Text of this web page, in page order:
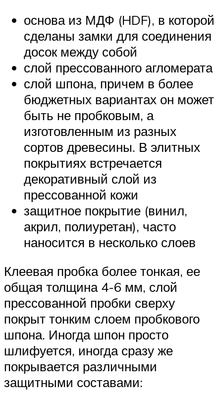
основа из МДФ (HDF), в которой
сделаны замки для соединения
досок между собой
слой прессованного агломерата
слой шпона, причем в более
бюджетных вариантах он может
быть не пробковым, а
изготовленным из разных
сортов древесины. В элитных
покрытиях встречается
декоративный слой из
прессованной кожи
защитное покрытие (винил,
акрил, полиуретан), часто
наносится в несколько слоев
Клеевая пробка более тонкая, ее
общая толщина 4-6 мм, слой
прессованной пробки сверху
покрыт тонким слоем пробкового
шпона. Иногда шпон просто
шлифуется, иногда сразу же
покрывается различными
защитными составами: